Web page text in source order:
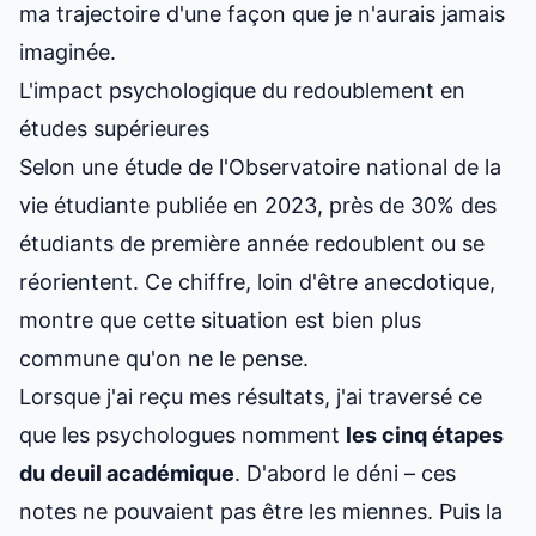
ma trajectoire d'une façon que je n'aurais jamais
imaginée.
L'impact psychologique du redoublement en
études supérieures
Selon une étude de l'Observatoire national de la
vie étudiante publiée en 2023, près de 30% des
étudiants de première année redoublent ou se
réorientent. Ce chiffre, loin d'être anecdotique,
montre que cette situation est bien plus
commune qu'on ne le pense.
Lorsque j'ai reçu mes résultats, j'ai traversé ce
que les psychologues nomment les cinq étapes
du deuil académique. D'abord le déni – ces
notes ne pouvaient pas être les miennes. Puis la